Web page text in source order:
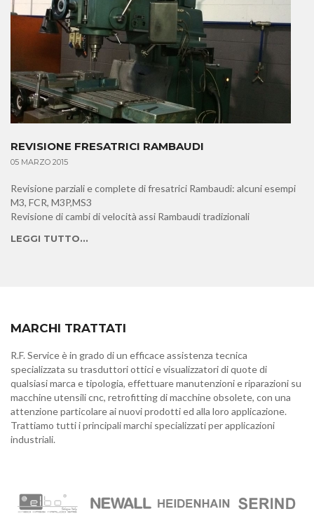
REVISIONE FRESATRICI RAMBAUDI
05 MARZO 2015
Revisione parziali e complete di fresatrici Rambaudi: alcuni esempi
M3, FCR, M3P,MS3
Revisione di cambi di velocità assi Rambaudi tradizionali
LEGGI TUTTO...
MARCHI TRATTATI
R.F. Service è in grado di un efficace assistenza tecnica
specializzata su trasduttori ottici e visualizzatori di quote di
qualsiasi marca e tipologia, effettuare manutenzioni e riparazioni su
macchine utensili cnc, retrofitting di macchine obsolete, con una
attenzione particolare ai nuovi prodotti ed alla loro applicazione.
Trattiamo tutti i principali marchi specializzati per applicazioni
industriali.